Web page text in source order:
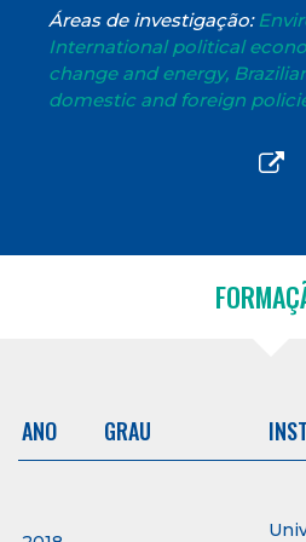
Áreas de investigação:
International political
change and energy,
domestic and foreign
ANO GRAU